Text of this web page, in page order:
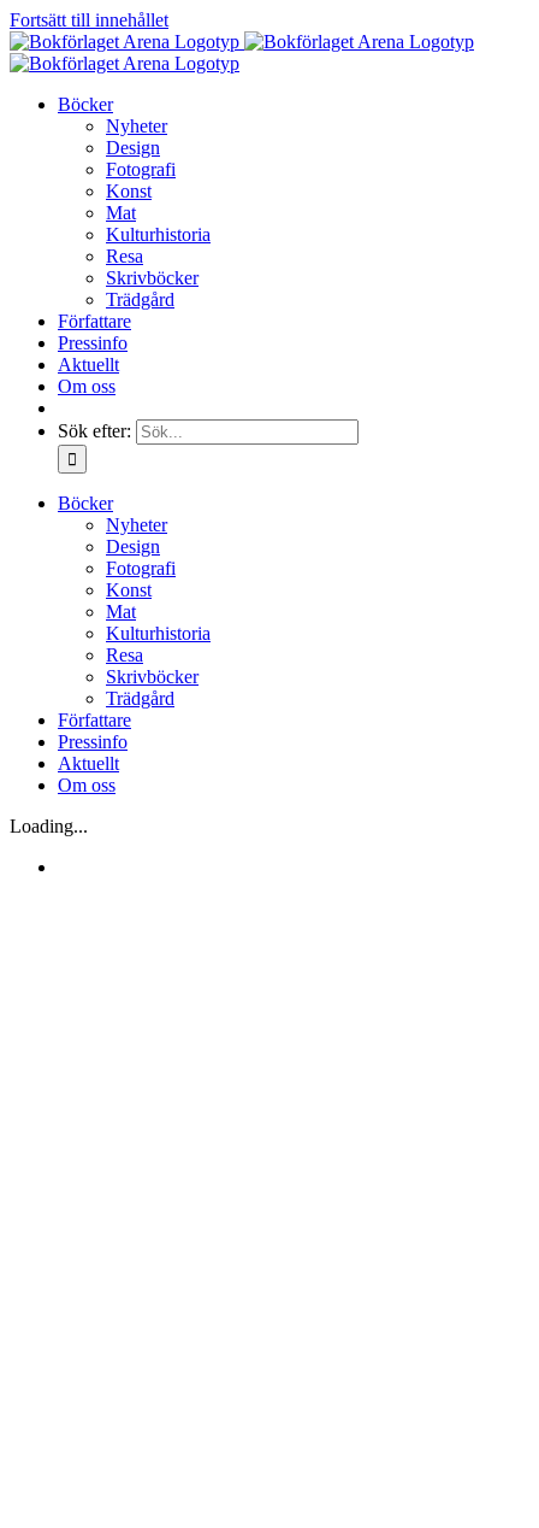
Fortsätt till innehållet
Böcker
Nyheter
Design
Fotografi
Konst
Mat
Kulturhistoria
Resa
Skrivböcker
Trädgård
Författare
Pressinfo
Aktuellt
Om oss
Sök efter:
Böcker
Nyheter
Design
Fotografi
Konst
Mat
Kulturhistoria
Resa
Skrivböcker
Trädgård
Författare
Pressinfo
Aktuellt
Om oss
Loading...